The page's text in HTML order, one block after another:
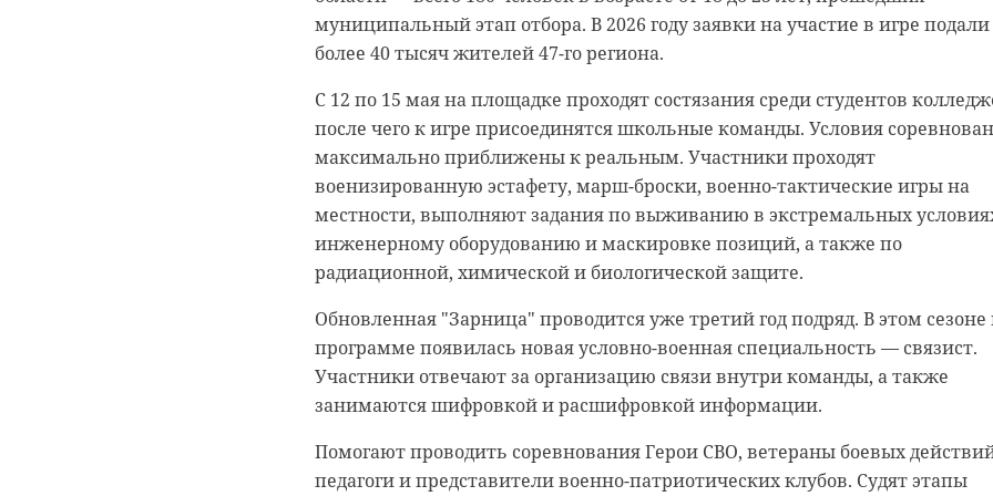
муниципальный этап отбора. В 2026 году заявки на участие в игре подали
более 40 тысяч жителей 47-го региона.
С 12 по 15 мая на площадке проходят состязания среди студентов
после чего к игре присоединятся школьные команды. Условия
максимально приближены к реальным. Участники проходят
военизированную эстафету, марш-броски, военно-тактические игры на
местности, выполняют задания по выживанию в экстремальных
инженерному оборудованию и маскировке позиций, а также по
радиационной, химической и биологической защите.
Обновленная "Зарница" проводится уже третий год подряд. В этом сезоне
программе появилась новая условно-военная специальность — связист.
Участники отвечают за организацию связи внутри команды, а также
занимаются шифровкой и расшифровкой информации.
Помогают проводить соревнования Герои СВО, ветераны боевых
педагоги и представители военно-патриотических клубов. Судят этапы
Дмитрий Чернышенко отметил, что победителями и призерами
испытаний стали свыше 4 тысяч школьников. Он поздравил ребят с
высокими результатами, а также поблагодарил педагогов, наставников и
родителей за поддержку. Сергей Кравцов, в свою очередь, подчеркнул,
каждым годом олимпиада охватывает все больше регионов страны.
Самой массовой дисциплиной в этом году стала информатика — в
олимпиаде приняли участие более 1200 школьников из 77 регионов
Среди победителей оказался Никита Антонов из Волосовской школы
Ленинградской области. Об этом ранее также писал